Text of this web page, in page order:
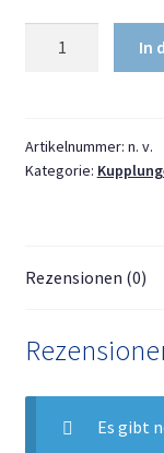
Stück
Menge
In
Artikelnummer: n. v.
Kategorie:
Rezensionen (0)
Es gibt